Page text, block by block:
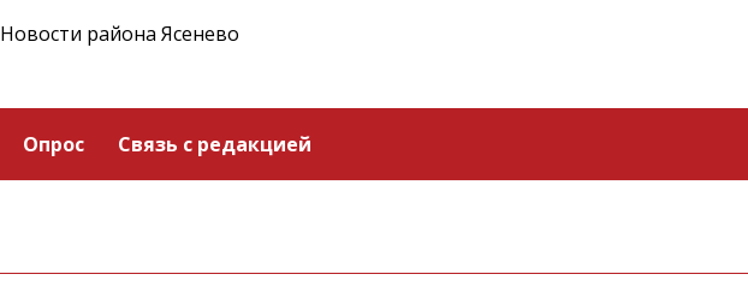
Новости района Ясенево
Опрос Связь с редакцией